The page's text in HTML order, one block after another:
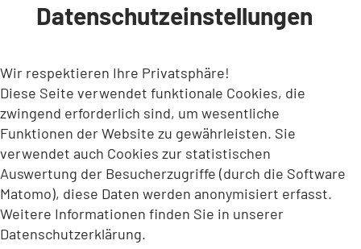
INHALT ANSPRINGEN
Datenschutzeinstellungen
Wir respektieren Ihre Privatsphäre!
Diese Seite verwendet funktionale Cookies, die
zwingend erforderlich sind, um wesentliche
Funktionen der Website zu gewährleisten. Sie
verwendet auch Cookies zur statistischen
Auswertung der Besucherzugriffe (durch die Software
Matomo), diese Daten werden anonymisiert erfasst.
Weitere Informationen finden Sie in unserer
Datenschutzerklärung.